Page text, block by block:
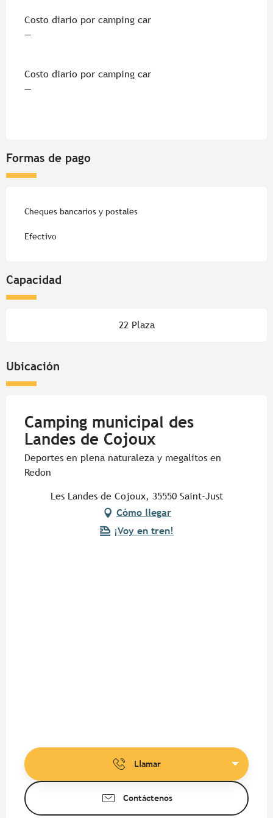
Tarifas 2026
Costo diario por camping car
—
Costo diario por camping car
—
Formas de pago
Cheques bancarios y postales
Efectivo
Capacidad
22 Plaza
Ubicación
Camping municipal des
Landes de Cojoux
Deportes en plena naturaleza y megalitos en
Redon
Les Landes de Cojoux, 35550 Saint-Just
Cómo llegar
¡Voy en tren!
Llamar
Contáctenos